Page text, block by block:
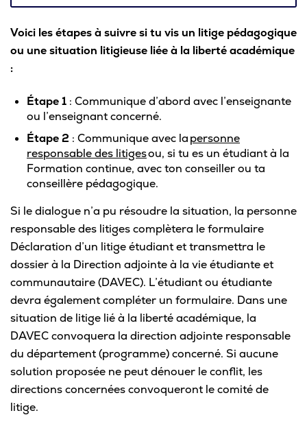
Voici les étapes à suivre si tu vis un litige pédagogique
ou une situation litigieuse liée à la liberté académique
:
Étape 1 : Communique d’abord avec l’enseignante
ou l’enseignant concerné.
Étape 2 : Communique avec lapersonne
responsable des litigesou, si tu es un étudiant à la
Formation continue, avec ton conseiller ou ta
conseillère pédagogique.
Si le dialogue n’a pu résoudre la situation, la personne
responsable des litiges complètera le formulaire
Déclaration d’un litige étudiant et transmettra le
dossier à la Direction adjointe à la vie étudiante et
communautaire (DAVEC). L’étudiant ou étudiante
devra également compléter un formulaire. Dans une
situation de litige lié à la liberté académique, la
DAVEC convoquera la direction adjointe responsable
du département (programme) concerné. Si aucune
solution proposée ne peut dénouer le conflit, les
directions concernées convoqueront le comité de
litige.